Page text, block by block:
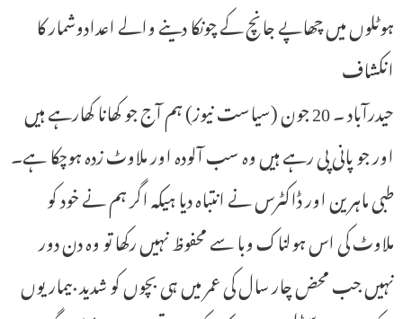
ہوٹلوں میں چھاپے جانچ کے چونکا دینے والے اعدادوشمار کا
انکشاف
حیدرآباد ۔ 20 جون (سیاست نیوز) ہم آج جو کھانا کھارہے ہیں
اور جو پانی پی رہے ہیں وہ سب آلودہ اور ملاوٹ زدہ ہوچکا ہے۔
طبی ماہرین اور ڈاکٹرس نے انتباہ دیا ہیکہ اگر ہم نے خود کو
ملاوٹ کی اس ہولناک وبا سے محفوظ نہیں رکھا تو وہ دن دور
نہیں جب محض چار سال کی عمر میں ہی بچوں کو شدید بیماریوں